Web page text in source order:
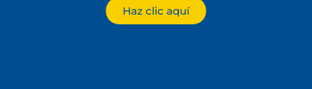
Haz clic aquí